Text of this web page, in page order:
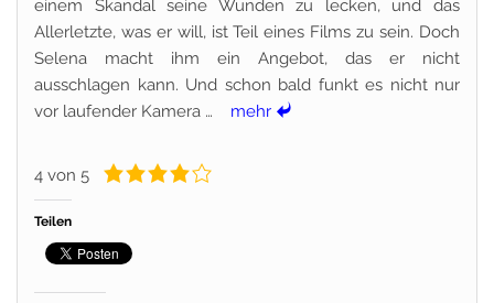
einem Skandal seine Wunden zu lecken, und das
Allerletzte, was er will, ist Teil eines Films zu sein. Doch
Selena macht ihm ein Angebot, das er nicht
ausschlagen kann. Und schon bald funkt es nicht nur
vor laufender Kamera … mehr
4 von 5
Teilen